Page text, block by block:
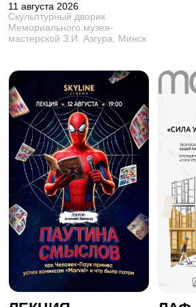
11 августа 2026
Скульптурный дворик
Мемориального музея-
мастерской З.И. Азгура, Минск